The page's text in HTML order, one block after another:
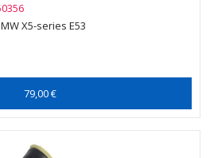
X5-series E53
79,00 €